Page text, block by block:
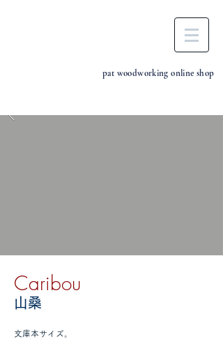
pat woodworking online shop
山桑
Caribou
文庫本サイズ。